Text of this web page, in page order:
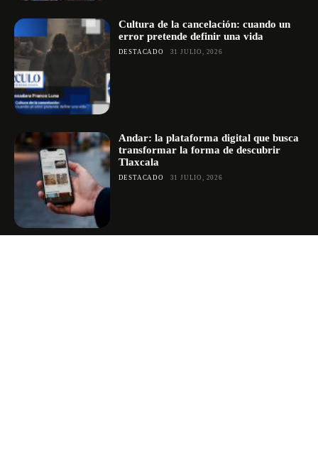
Cultura de la cancelación: cuando un
error pretende definir una vida
DESTACADO 31 JULIO, 2026
Andar: la plataforma digital que busca
transformar la forma de descubrir
Tlaxcala
DESTACADO 31 JULIO, 2026